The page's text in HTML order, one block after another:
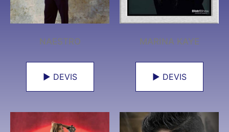
NAESTRO
► DEVIS
MARINA KAYE
► DEVIS